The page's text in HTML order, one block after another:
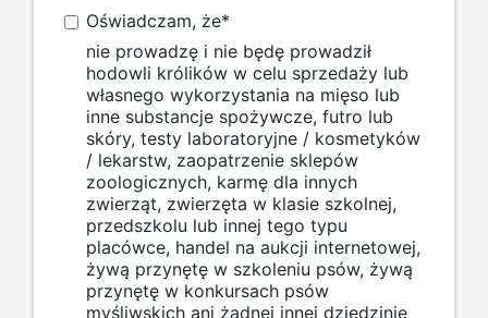
Oświadczam, że*
nie prowadzę i nie będę prowadził
hodowli królików w celu sprzedaży lub
własnego wykorzystania na mięso lub
inne substancje spożywcze, futro lub
skóry, testy laboratoryjne / kosmetyków
/ lekarstw, zaopatrzenie sklepów
zoologicznych, karmę dla innych
zwierząt, zwierzęta w klasie szkolnej,
przedszkolu lub innej tego typu
placówce, handel na aukcji internetowej,
żywą przynętę w szkoleniu psów, żywą
przynętę w konkursach psów
myśliwskich ani żadnej innej dziedzinie